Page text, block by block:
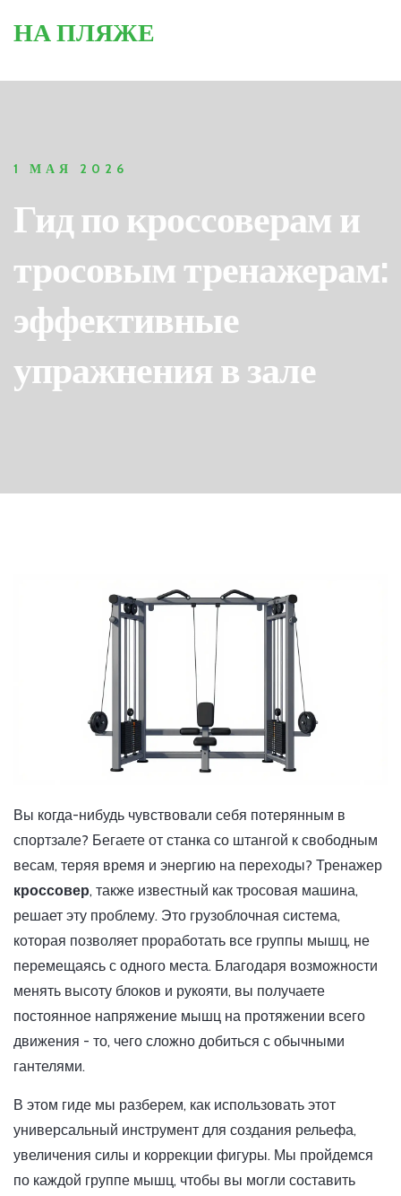
НА ПЛЯЖЕ
1 МАЯ 2026
Гид по кроссоверам и
тросовым тренажерам:
эффективные
упражнения в зале
Вы когда-нибудь чувствовали себя потерянным в
спортзале? Бегаете от станка со штангой к свободным
весам, теряя время и энергию на переходы? Тренажер
кроссовер, также известный как тросовая машина,
решает эту проблему. Это грузоблочная система,
которая позволяет проработать все группы мышц, не
перемещаясь с одного места. Благодаря возможности
менять высоту блоков и рукояти, вы получаете
постоянное напряжение мышц на протяжении всего
движения - то, чего сложно добиться с обычными
гантелями.
В этом гиде мы разберем, как использовать этот
универсальный инструмент для создания рельефа,
увеличения силы и коррекции фигуры. Мы пройдемся
по каждой группе мышц, чтобы вы могли составить